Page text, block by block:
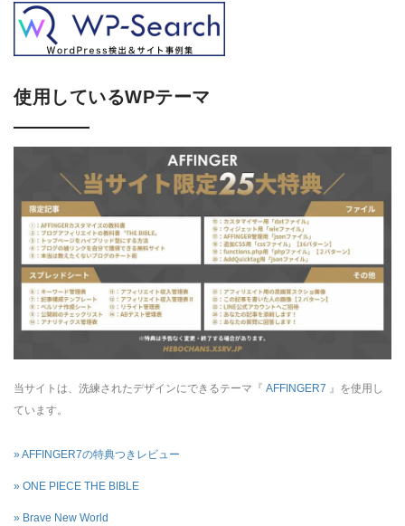
使用しているWPテーマ
当サイトは、洗練されたデザインにできるテーマ『 AFFINGER7 』を使用し
ています。
» AFFINGER7の特典つきレビュー
» ONE PIECE THE BIBLE
» Brave New World